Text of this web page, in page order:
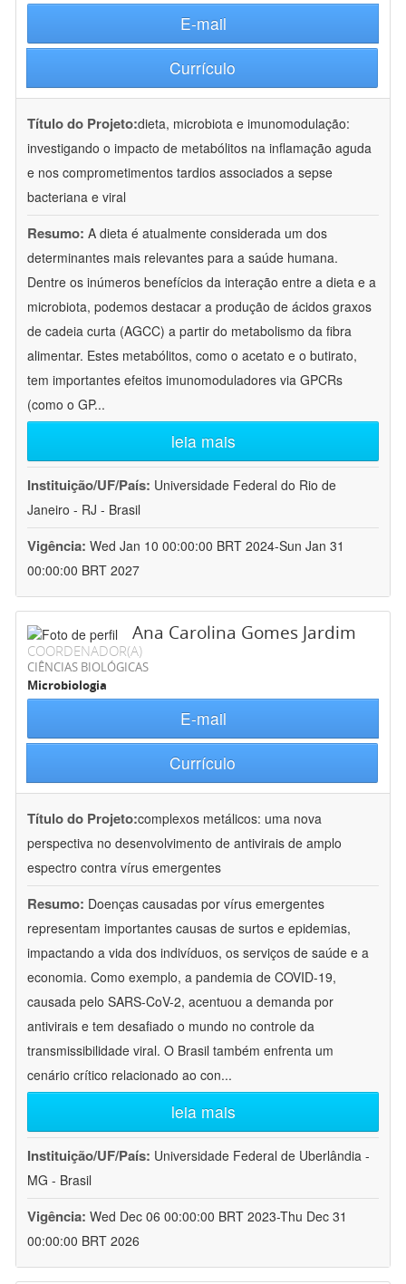
E-mail
Currículo
Título do Projeto:dieta, microbiota e imunomodulação:
investigando o impacto de metabólitos na inflamação aguda
e nos comprometimentos tardios associados a sepse
bacteriana e viral
Resumo: A dieta é atualmente considerada um dos
determinantes mais relevantes para a saúde humana.
Dentre os inúmeros benefícios da interação entre a dieta e a
microbiota, podemos destacar a produção de ácidos graxos
de cadeia curta (AGCC) a partir do metabolismo da fibra
alimentar. Estes metabólitos, como o acetato e o butirato,
tem importantes efeitos imunomoduladores via GPCRs
(como o GP...
leia mais
Instituição/UF/País: Universidade Federal do Rio de
Janeiro - RJ - Brasil
Vigência: Wed Jan 10 00:00:00 BRT 2024-Sun Jan 31
00:00:00 BRT 2027
Ana Carolina Gomes Jardim
COORDENADOR(A)
CIÊNCIAS BIOLÓGICAS
Microbiologia
E-mail
Currículo
Título do Projeto:complexos metálicos: uma nova
perspectiva no desenvolvimento de antivirais de amplo
espectro contra vírus emergentes
Resumo: Doenças causadas por vírus emergentes
representam importantes causas de surtos e epidemias,
impactando a vida dos indivíduos, os serviços de saúde e a
economia. Como exemplo, a pandemia de COVID-19,
causada pelo SARS-CoV-2, acentuou a demanda por
antivirais e tem desafiado o mundo no controle da
transmissibilidade viral. O Brasil também enfrenta um
cenário crítico relacionado ao con...
leia mais
Instituição/UF/País: Universidade Federal de Uberlândia -
MG - Brasil
Vigência: Wed Dec 06 00:00:00 BRT 2023-Thu Dec 31
00:00:00 BRT 2026